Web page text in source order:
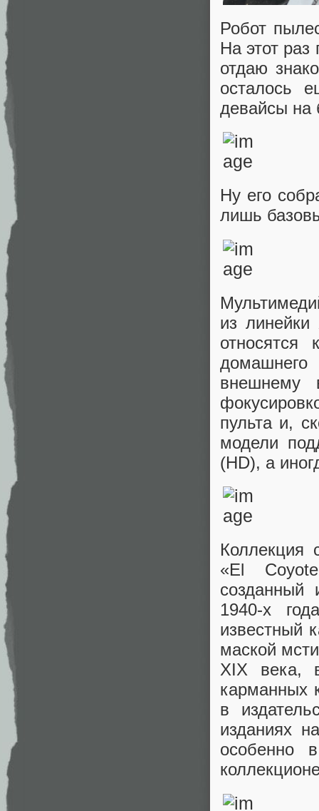
Робот
На этот
отдаю
осталось
девайсы на
Ну его
лишь
из
домашнего
внешнему
пульта и,
модели
(HD), а
Коллекция
«El
созданный
1940-х
известный
маской
XIX века,
карманных
в
изданиях
особенно